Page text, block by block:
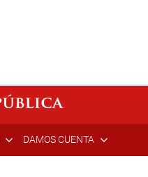
DAMOS CUENTA